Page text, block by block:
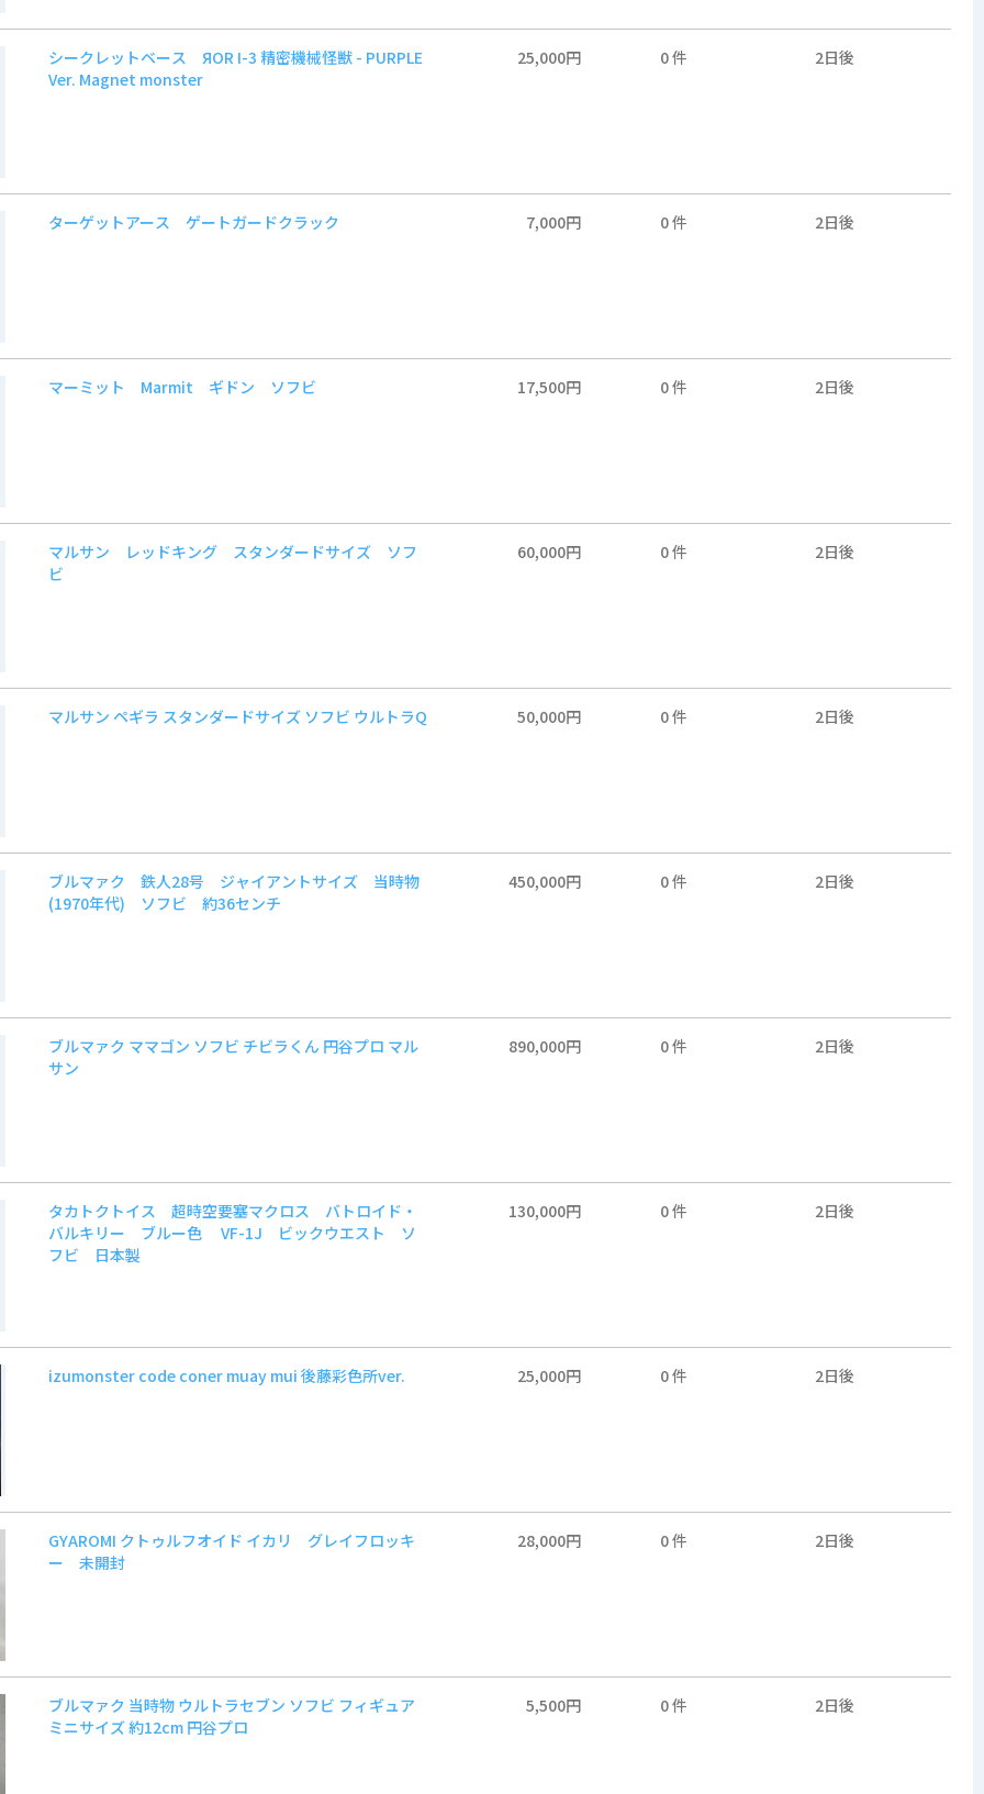
シークレットベース ЯOR I-3 精密機械怪獣 - PURPLE
Ver. Magnet monster
25,000円 0 件 2日後
ターゲットアース ゲートガードクラック 7,000円 0 件 2日後
マーミット Marmit ギドン ソフビ 17,500円 0 件 2日後
マルサン レッドキング スタンダードサイズ ソフ
ビ
60,000円 0 件 2日後
マルサン ペギラ スタンダードサイズ ソフビ ウルトラQ 50,000円 0 件 2日後
ブルマァク 鉄人28号 ジャイアントサイズ 当時物
(1970年代) ソフビ 約36センチ
450,000円 0 件 2日後
ブルマァク ママゴン ソフビ チビラくん 円谷プロ マル
サン
890,000円 0 件 2日後
タカトクトイス 超時空要塞マクロス バトロイド・
バルキリー ブルー色 VF-1J ビックウエスト ソ
フビ 日本製
130,000円 0 件 2日後
izumonster code coner muay mui 後藤彩色所ver. 25,000円 0 件 2日後
GYAROMI クトゥルフオイド イカリ グレイフロッキ
ー 未開封
28,000円 0 件 2日後
ブルマァク 当時物 ウルトラセブン ソフビ フィギュア
ミニサイズ 約12cm 円谷プロ
5,500円 0 件 2日後